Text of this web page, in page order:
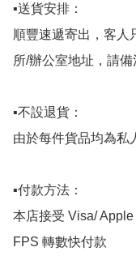
▪️送貨安排：
順豐速遞寄出，客人
所/辦公室地址，請
▪️不設退貨：
由於每件貨品均為私
▪️付款方法：
本店接受 Visa/
FPS 轉數快付款